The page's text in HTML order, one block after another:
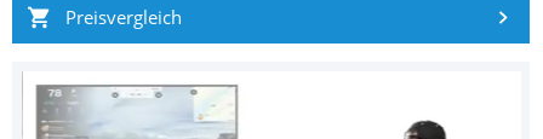
Preisvergleich